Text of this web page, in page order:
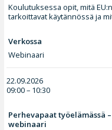
Koulutuksessa opit, mitä
tarkoittavat käytännössä ja
Verkossa
Webinaari
22.09.2026
09:00 – 10:30
Perhevapaat työelämässä
webinaari